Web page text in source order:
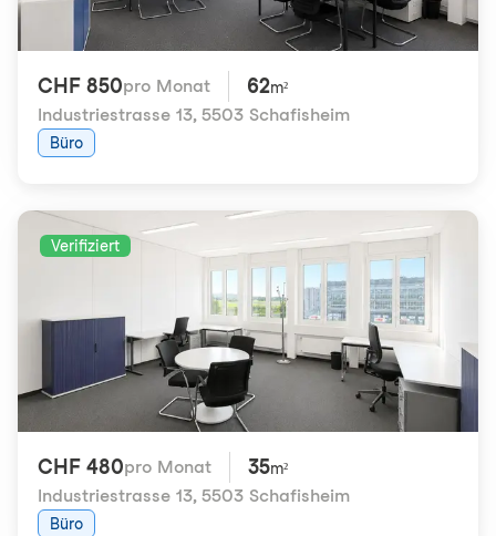
CHF 850pro Monat 62m²
Industriestrasse 13, 5503 Schafisheim
Büro
Verifiziert
CHF 480pro Monat 35m²
Industriestrasse 13, 5503 Schafisheim
Büro